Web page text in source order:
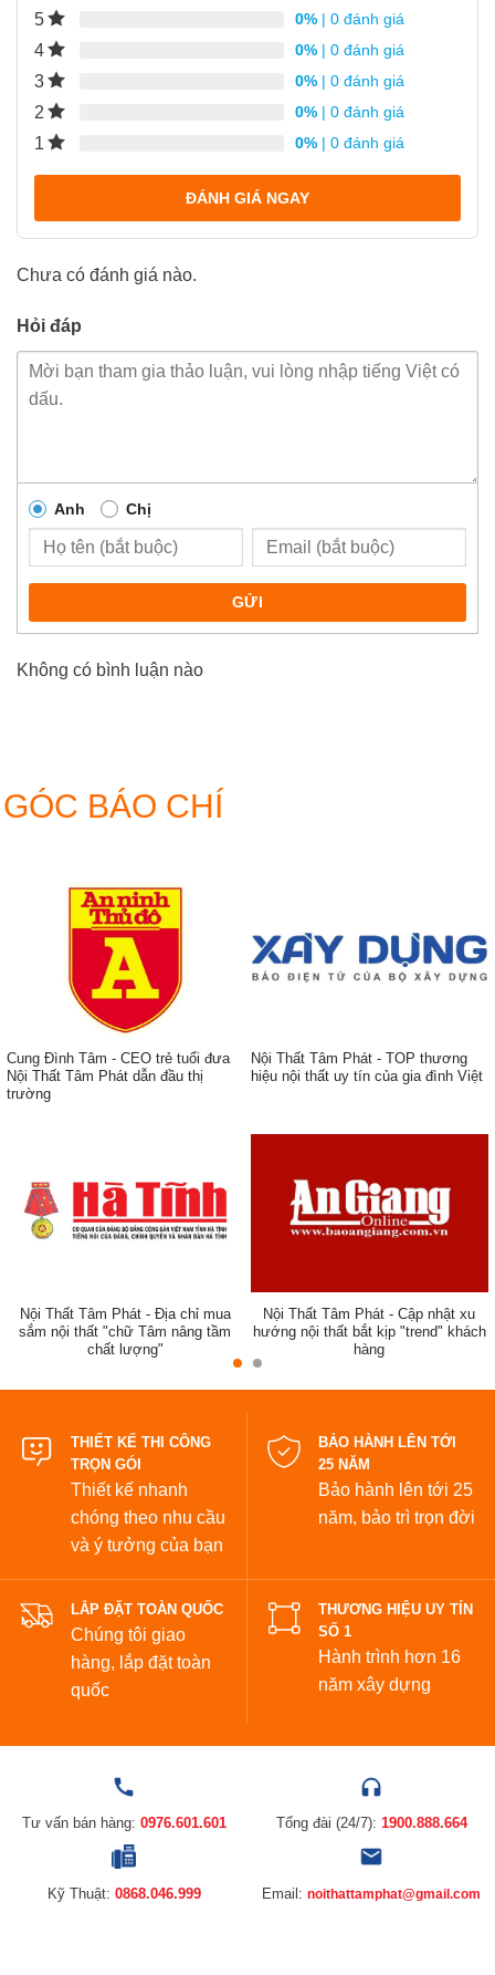
5 0% | 0 đánh giá
4 0% | 0 đánh giá
3 0% | 0 đánh giá
2 0% | 0 đánh giá
1 0% | 0 đánh giá
ĐÁNH GIÁ NGAY
Chưa có đánh giá nào.
Hỏi đáp
Anh Chị
GỬI
Không có bình luận nào
GÓC BÁO CHÍ
Cung Đình Tâm - CEO trẻ tuổi đưa
Nội Thất Tâm Phát dẫn đầu thị
trường
Nội Thất Tâm Phát - TOP thương
hiệu nội thất uy tín của gia đình Việt
Nội Thất Tâm Phát - Địa chỉ mua
sắm nội thất "chữ Tâm nâng tầm
chất lượng"
Nội Thất Tâm Phát - Cập nhật xu
hướng nội thất bắt kịp "trend" khách
hàng
THIẾT KẾ THI CÔNG
TRỌN GÓI
Thiết kế nhanh
chóng theo nhu cầu
và ý tưởng của bạn
BẢO HÀNH LÊN TỚI
25 NĂM
Bảo hành lên tới 25
năm, bảo trì trọn đời
LẮP ĐẶT TOÀN QUỐC
Chúng tôi giao
hàng, lắp đặt toàn
quốc
THƯƠNG HIỆU UY TÍN
SỐ 1
Hành trình hơn 16
năm xây dựng
Tư vấn bán hàng: 0976.601.601 Tổng đài (24/7): 1900.888.664
Kỹ Thuật: 0868.046.999 Email: noithattamphat@gmail.com